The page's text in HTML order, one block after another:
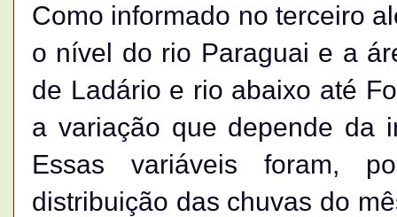
Como informado no terceiro
o nível do rio Paraguai e a
de Ladário e rio abaixo até
a variação que depende da
Essas variáveis foram,
distribuição das chuvas do